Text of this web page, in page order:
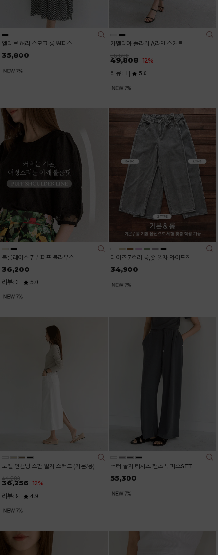
엘리브 허리 스모크 롱 원피스
35,800
카멜리아 플라워 A라인 스커트
56,600
49,808 12%
리뷰: 1 | 5.0
블룸레이스 7부 퍼프 블라우스
36,200
리뷰: 3 | 5.0
데이즈 7컬러 롱,숏 일자 와이드진
34,900
노엘 인밴딩 스판 일자 스커트 (기본/롱)
41,200
36,256 12%
리뷰: 9 | 4.9
버터 골지 티셔츠 팬츠 투피스SET
55,300